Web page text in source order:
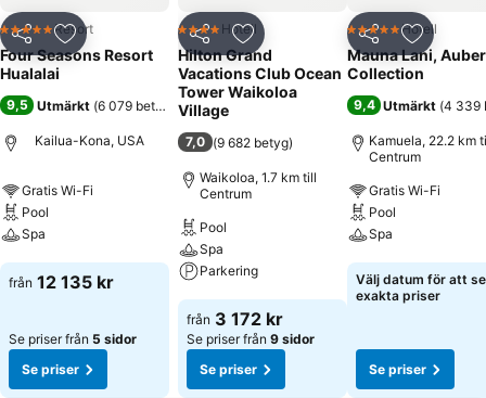
Dela Lägg till i Mina Favoriter
5 StjärnorResort
Four Seasons Resort
Hualalai
9,5 Utmärkt (6 079 betyg
Kailua-Kona, USA
Gratis Wi-Fi
Pool
Spa
Se priser
från 12 135 kr
Se priser från 5 sidor
Se priser
Dela Lägg till i Mina Favoriter
4 StjärnorHotell
Hilton Grand
Vacations Club Ocean
Tower Waikoloa
Village
7,0 (9 682 betyg)
Waikoloa, 1.7 km till
Centrum
Pool
Spa
Parkering
Se priser
från 3 172 kr
Se priser från 9 sidor
Se priser
Dela Lägg till
5 StjärnorHotell
Mauna Lani,
Collection
9,4 Utmärkt (4 339
Kamuela, 22.2 km
Centrum
Gratis Wi-Fi
Pool
Spa
Se priser
Välj datum för att se
exakta priser
Se priser